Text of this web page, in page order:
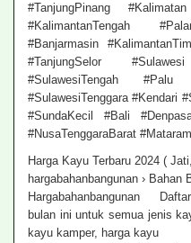
#TanjungPinang
#KalimantanTengah
#Banjarmasin
#TanjungSelor
#SulawesiTengah #Palu
#SulawesiTenggara #Kendari
#SundaKecil #Bali
#NusaTenggaraBarat
Harga Kayu Terbaru 2024 (
hargabahanbangunan › Bahan
Hargabahanbangunan
bulan ini untuk semua jenis
kayu kamper, harga kayu